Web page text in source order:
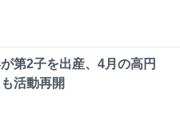
第2子を出産、4月の高円
活動再開